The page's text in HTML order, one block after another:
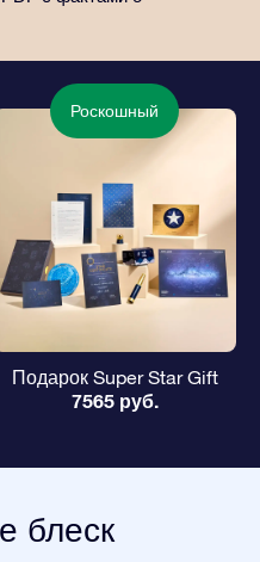
друзьям и любимым.
Роскошный
Подарок Super Star Gift
7565 руб.
блеск